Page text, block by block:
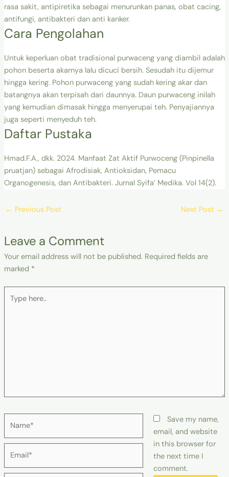
rasa sakit, antipiretika sebagai menurunkan panas, obat cacing,
antifungi, antibakteri dan anti kanker.
Cara Pengolahan
Untuk keperluan obat tradisional purwaceng yang diambil adalah
pohon beserta akarnya lalu dicuci bersih. Sesudah itu dijemur
hingga kering. Pohon purwaceng yang sudah kering akar dan
batangnya akan terpisah dari daunnya. Daun purwaceng inilah
yang kemudian dimasak hingga menyerupai teh. Penyajiannya
juga seperti menyeduh teh.
Daftar Pustaka
Hmad.F.A., dkk. 2024. Manfaat Zat Aktif Purwoceng (Pinpinella
pruatjan) sebagai Afrodisiak, Antioksidan, Pemacu
Organogenesis, dan Antibakteri. Jurnal Syifa’ Medika. Vol 14(2).
← Previous Post Next Post →
Leave a Comment
Your email address will not be published. Required fields are
marked *
here..
Save my name,
email, and website
in this browser for
the next time I
comment.